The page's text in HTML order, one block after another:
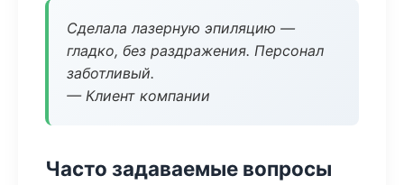
Сделала лазерную эпиляцию —
гладко, без раздражения. Персонал
заботливый.
— Клиент компании
Часто задаваемые вопросы